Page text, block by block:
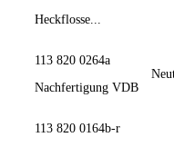
Heckflosse...
113 820 0264a
Nachfertigung VDB
113 820 0164b-r